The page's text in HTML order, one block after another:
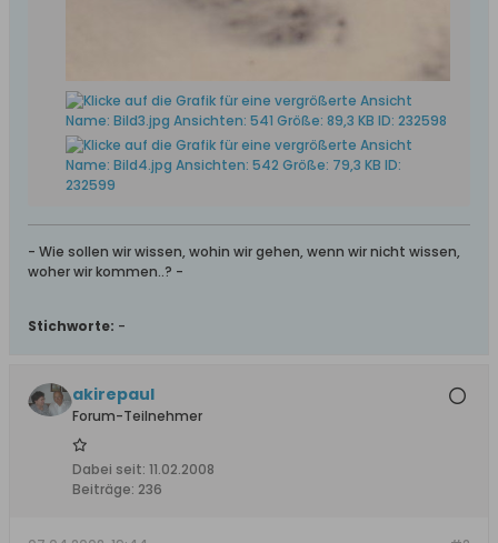
- Wie sollen wir wissen, wohin wir gehen, wenn wir nicht wissen,
woher wir kommen..? -
Stichworte: -
akirepaul
Forum-Teilnehmer
Dabei seit: 11.02.2008
Beiträge: 236